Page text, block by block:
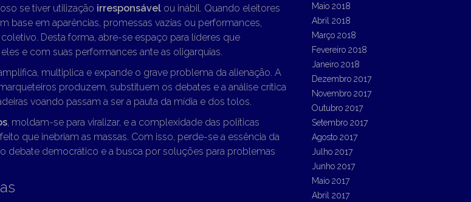
se tiver utilização irresponsávelou inábil. Quando eleitores
base em aparências, promessas vazias ou performances,
Desta forma, abre-se espaço para líderes que
e com suas performances ante as oligarquias.
multiplica e expande o grave problema da alienação. A
produzem, substituem os debates e a análise crítica
voando passam a ser a pauta da mídia e dos tolos.
, moldam-se para viralizar, e a complexidade das políticas
que inebriam as massas. Com isso, perde-se a essência da
debate democrático e a busca por soluções para problemas
Maio 2018
Abril 2018
Março 2018
Fevereiro 2018
Janeiro 2018
Dezembro 2017
Novembro 2017
Outubro 2017
Setembro 2017
Agosto 2017
Julho 2017
Junho 2017
Maio 2017
Abril 2017